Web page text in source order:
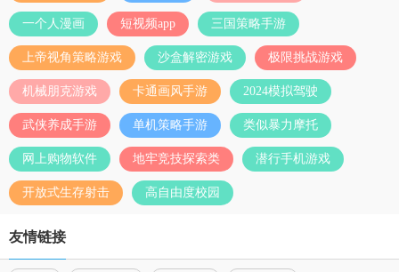
一个人漫画 短视频app 三国策略手游
上帝视角策略游戏 沙盒解密游戏 极限挑战游戏
机械朋克游戏 卡通画风手游 2024模拟驾驶
武侠养成手游 单机策略手游 类似暴力摩托
网上购物软件 地牢竞技探索类 潜行手机游戏
开放式生存射击 高自由度校园
友情链接